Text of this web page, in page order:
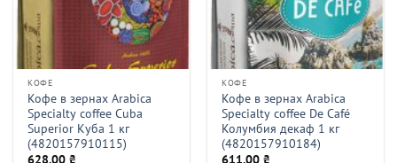
КОФЕ
Кофе в зернах Arabica
Specialty coffee Cuba
Superior Куба 1 кг
(4820157910115)
628.00₴
КОФЕ
Кофе в зернах Arabica
Specialty coffee De Café
Колумбия декаф 1 кг
(4820157910184)
611.00₴